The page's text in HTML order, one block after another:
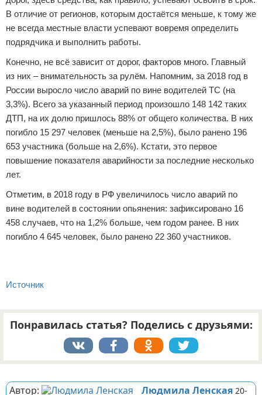
В отличие от регионов, которым достаётся меньше, к тому же
не всегда местные власти успевают вовремя определить
подрядчика и выполнить работы.
Конечно, не всё зависит от дорог, факторов много. Главный
из них – внимательность за рулём. Напомним, за 2018 год в
России выросло число аварий по вине водителей ТС (на
3,3%). Всего за указанный период произошло 148 142 таких
ДТП, на их долю пришлось 88% от общего количества. В них
погибло 15 297 человек (меньше на 2,5%), было ранено 196
653 участника (больше на 2,6%). Кстати, это первое
повышение показателя аварийности за последние несколько
лет.
Отметим, в 2018 году в РФ увеличилось число аварий по
вине водителей в состоянии опьянения: зафиксировано 16
458 случаев, что на 1,2% больше, чем годом ранее. В них
погибло 4 645 человек, было ранено 22 360 участников.
Источник
Понравилась статья? Поделись с друзьями:
Автор: Людмила Ленская 20-